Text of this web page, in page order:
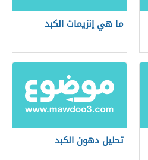
ما هي إنزيمات الكبد
تحليل دهون الكبد